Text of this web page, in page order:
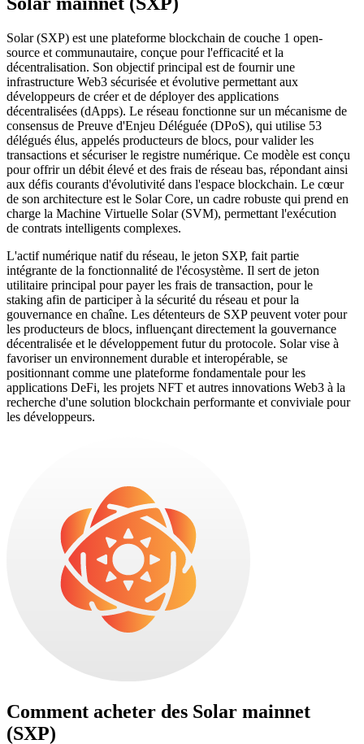
Solar (SXP) est une plateforme blockchain de couche 1 open-
source et communautaire, conçue pour l'efficacité et la
décentralisation. Son objectif principal est de fournir une
infrastructure Web3 sécurisée et évolutive permettant aux
développeurs de créer et de déployer des applications
décentralisées (dApps). Le réseau fonctionne sur un mécanisme de
consensus de Preuve d'Enjeu Déléguée (DPoS), qui utilise 53
délégués élus, appelés producteurs de blocs, pour valider les
transactions et sécuriser le registre numérique. Ce modèle est conçu
pour offrir un débit élevé et des frais de réseau bas, répondant ainsi
aux défis courants d'évolutivité dans l'espace blockchain. Le cœur
de son architecture est le Solar Core, un cadre robuste qui prend en
charge la Machine Virtuelle Solar (SVM), permettant l'exécution
de contrats intelligents complexes.
L'actif numérique natif du réseau, le jeton SXP, fait partie
intégrante de la fonctionnalité de l'écosystème. Il sert de jeton
utilitaire principal pour payer les frais de transaction, pour le
staking afin de participer à la sécurité du réseau et pour la
gouvernance en chaîne. Les détenteurs de SXP peuvent voter pour
les producteurs de blocs, influençant directement la gouvernance
décentralisée et le développement futur du protocole. Solar vise à
favoriser un environnement durable et interopérable, se
positionnant comme une plateforme fondamentale pour les
applications DeFi, les projets NFT et autres innovations Web3 à la
recherche d'une solution blockchain performante et conviviale pour
les développeurs.
Comment acheter des Solar mainnet
(SXP)